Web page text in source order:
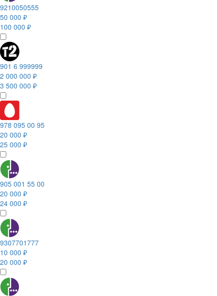
9210050555
50 000 ₽
100 000 ₽
901 6 999999
2 000 000 ₽
3 500 000 ₽
978 095 00 95
20 000 ₽
25 000 ₽
905 001 55 00
20 000 ₽
24 000 ₽
9307701777
10 000 ₽
20 000 ₽